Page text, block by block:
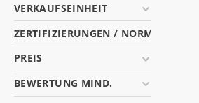
VERKAUFSEINHEIT
ZERTIFIZIERUNGEN / NORMEN
PREIS
BEWERTUNG MIND.